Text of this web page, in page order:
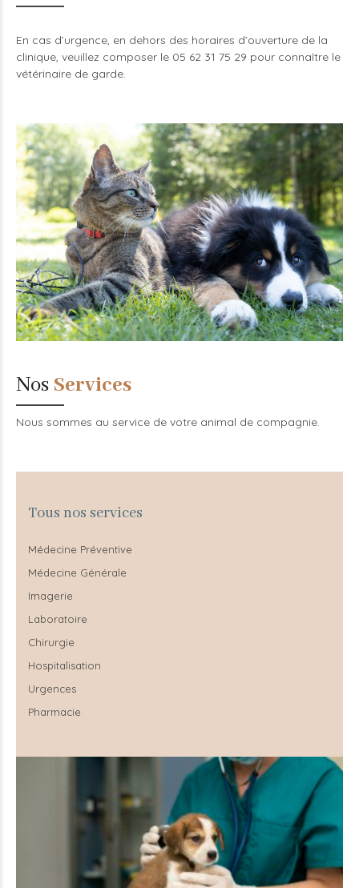
En cas d’urgence, en dehors des horaires d’ouverture de la
clinique, veuillez composer le 05 62 31 75 29 pour connaître le
vétérinaire de garde.
Nos Services
Nous sommes au service de votre animal de compagnie.
Tous nos services
Médecine Préventive
Médecine Générale
Imagerie
Laboratoire
Chirurgie
Hospitalisation
Urgences
Pharmacie